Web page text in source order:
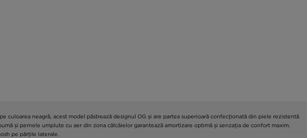
neagră, acest model păstrează designul OG și are partea superioară confecționată din piele rezistentă
și pernele umplute cu aer din zona călcâielor garantează amortizare optimă și senzația de confort maxim.
pe părțile laterale.